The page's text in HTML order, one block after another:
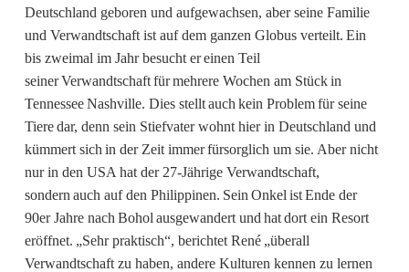
Deutschland geboren und aufgewachsen, aber seine Familie
und Verwandtschaft ist auf dem ganzen Globus verteilt. Ein
bis zweimal im Jahr besucht er einen Teil
seiner Verwandtschaft für mehrere Wochen am Stück in
Tennessee Nashville. Dies stellt auch kein Problem für seine
Tiere dar, denn sein Stiefvater wohnt hier in Deutschland und
kümmert sich in der Zeit immer fürsorglich um sie. Aber nicht
nur in den USA hat der 27-Jährige Verwandtschaft,
sondern auch auf den Philippinen. Sein Onkel ist Ende der
90er Jahre nach Bohol ausgewandert und hat dort ein Resort
eröffnet. „Sehr praktisch“, berichtet René „überall
Verwandtschaft zu haben, andere Kulturen kennen zu lernen